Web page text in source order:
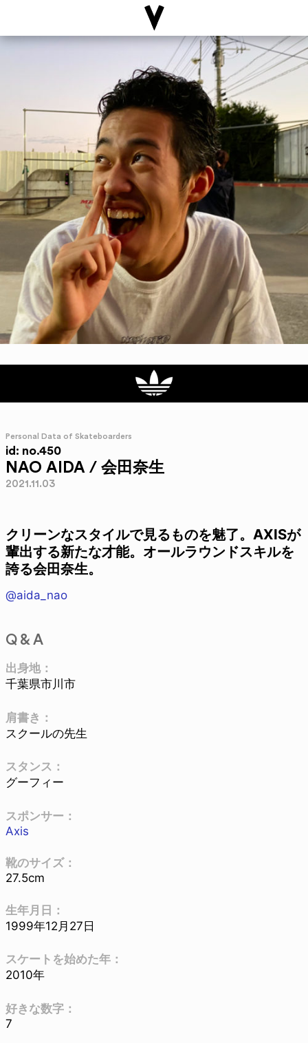
Personal Data of Skateboarders
id: no.450
NAO AIDA / 会田奈生
2021.11.03
クリーンなスタイルで見るものを魅了。AXISが
輩出する新たな才能。オールラウンドスキルを
誇る会田奈生。
@aida_nao
Q & A
出身地：
千葉県市川市
肩書き：
スクールの先生
スタンス：
グーフィー
スポンサー：
Axis
靴のサイズ：
27.5cm
生年月日：
1999年12月27日
スケートを始めた年：
2010年
好きな数字：
7